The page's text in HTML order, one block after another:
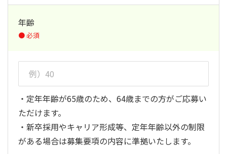
年齢
・定年年齢が65歳のため、64歳までの方がご応募い
ただけます。
・新卒採用やキャリア形成等、定年年齢以外の制限
がある場合は募集要項の内容に準拠いたします。